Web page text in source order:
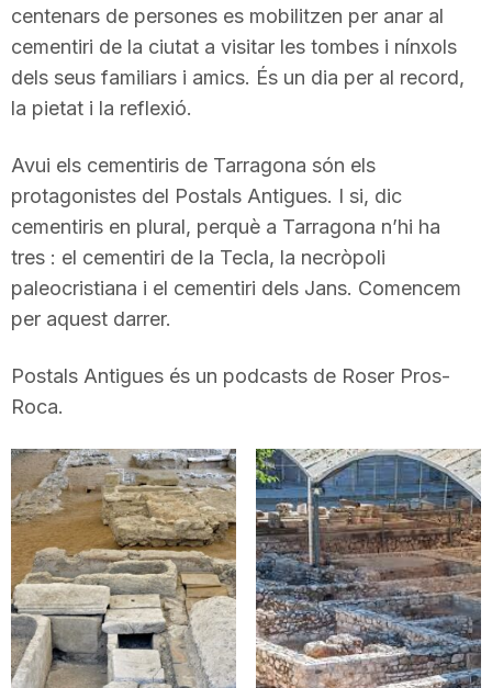
g
n
a
centenars de persones es mobilitzen per anar al
cementiri de la ciutat a visitar les tombes i nínxols
dels seus familiars i amics. És un dia per al record,
la pietat i la reflexió.
Avui els cementiris de Tarragona són els
protagonistes del Postals Antigues. I si, dic
cementiris en plural, perquè a Tarragona n’hi ha
tres : el cementiri de la Tecla, la necròpoli
paleocristiana i el cementiri dels Jans. Comencem
per aquest darrer.
Postals Antigues és un podcasts de Roser Pros-
Roca.